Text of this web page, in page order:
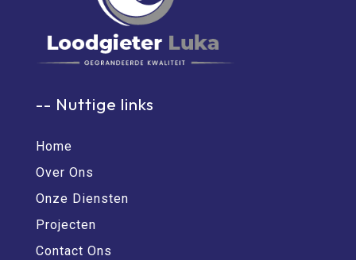
-- Nuttige links
Home
Over Ons
Onze Diensten
Projecten
Contact Ons